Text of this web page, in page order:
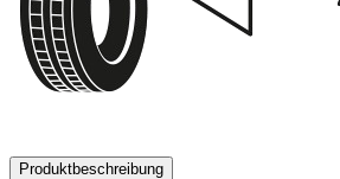
Produktbeschreibung